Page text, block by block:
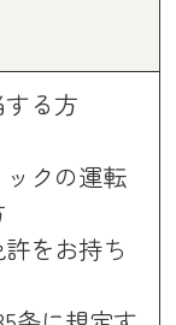
る方
ックの運転
をお持ち